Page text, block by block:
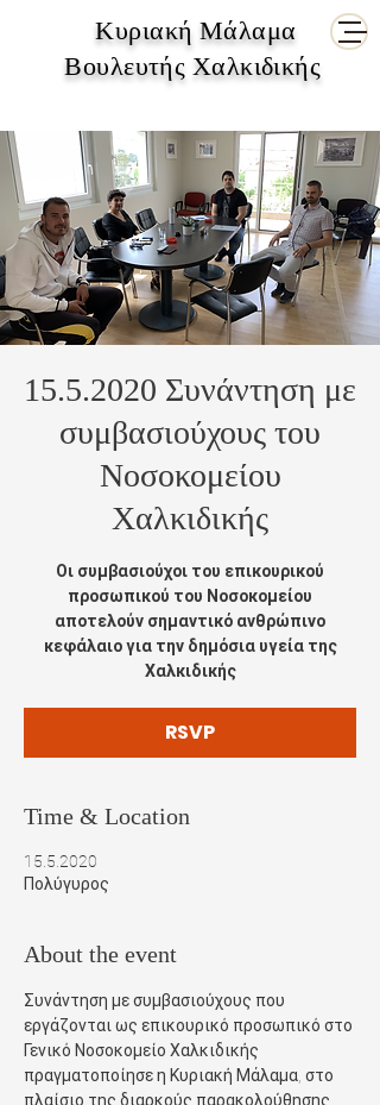
Κυριακή Μάλαμα
Βουλευτής Χαλκιδικής
15.5.2020 Συνάντηση με
συμβασιούχους του
Νοσοκομείου
Χαλκιδικής
Οι συμβασιούχοι του επικουρικού
προσωπικού του Νοσοκομείου
αποτελούν σημαντικό ανθρώπινο
κεφάλαιο για την δημόσια υγεία της
Χαλκιδικής
RSVP
Time & Location
15.5.2020
Πολύγυρος
About the event
Συνάντηση με συμβασιούχους που
εργάζονται ως επικουρικό προσωπικό στο
Γενικό Νοσοκομείο Χαλκιδικής
πραγματοποίησε η Κυριακή Μάλαμα, στο
πλαίσιο της διαρκούς παρακολούθησης